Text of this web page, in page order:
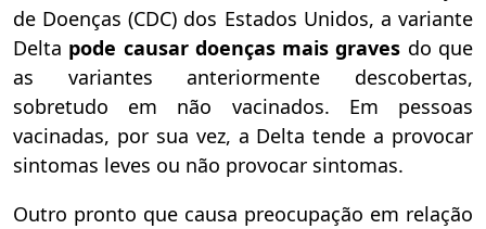
de Doenças (CDC) dos Estados Unidos, a variante
Delta pode causar doenças mais graves do que
as variantes anteriormente descobertas,
sobretudo em não vacinados. Em pessoas
vacinadas, por sua vez, a Delta tende a provocar
sintomas leves ou não provocar sintomas.
Outro pronto que causa preocupação em relação